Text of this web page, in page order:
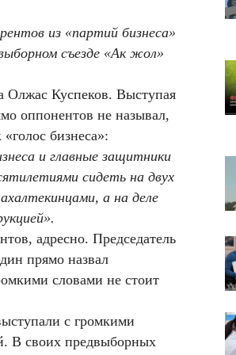
из «партий бизнеса»
съезде «Ак жол»
Олжас Куспеков. Выступая
оппонентов не называл,
бизнеса»:
и главные защитники
сидеть на двух
а на деле
адресно. Председатель
прямо назвал
словами не стоит
с громкими
В своих предвыборных